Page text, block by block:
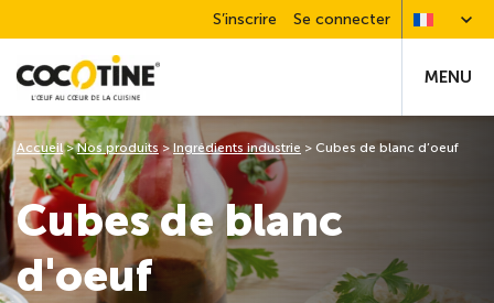
S’inscrire Se connecter
MENU
Cubes de blanc
d'oeuf
Accueil>Nos produits >Ingrédients industrie > Cubes de blanc d’oeuf